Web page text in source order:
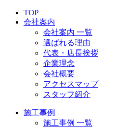
TOP
会社案内
会社案内 一覧
選ばれる理由
代表・店長挨拶
企業理念
会社概要
アクセスマップ
スタッフ紹介
施工事例
施工事例 一覧